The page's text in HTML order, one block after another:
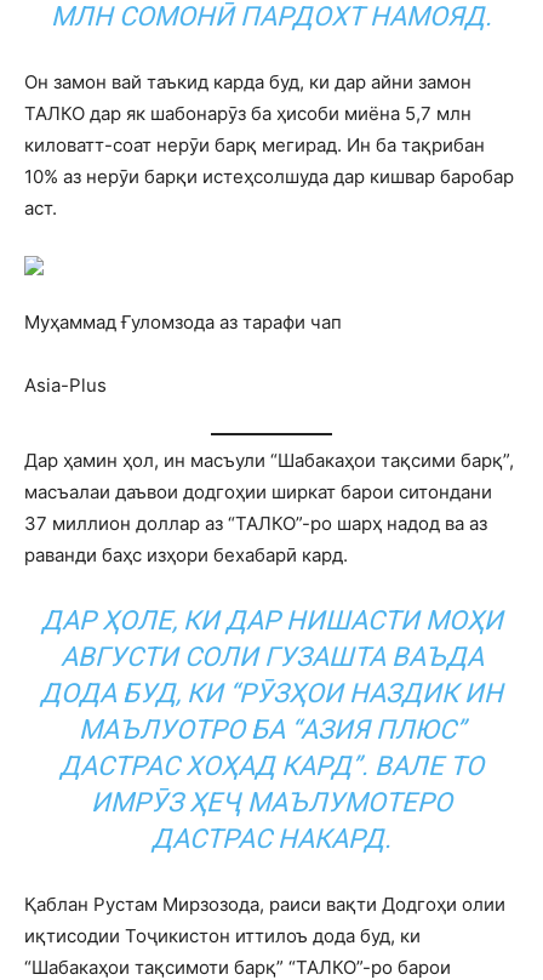
МЛН СОМОНӢ ПАРДОХТ НАМОЯД.
Он замон вай таъкид карда буд, ки дар айни замон
ТАЛКО дар як шабонарӯз ба ҳисоби миёна 5,7 млн
киловатт-соат нерӯи барқ мегирад. Ин ба тақрибан
10% аз нерӯи барқи истеҳсолшуда дар кишвар баробар
аст.
Муҳаммад Ғуломзода аз тарафи чап
Asia-Plus
Дар ҳамин ҳол, ин масъули “Шабакаҳои тақсими барқ”,
масъалаи даъвои додгоҳии ширкат барои ситондани
37 миллион доллар аз “ТАЛКО”-ро шарҳ надод ва аз
раванди баҳс изҳори бехабарӣ кард.
ДАР ҲОЛЕ, КИ ДАР НИШАСТИ МОҲИ
АВГУСТИ СОЛИ ГУЗАШТА ВАЪДА
ДОДА БУД, КИ “РӮЗҲОИ НАЗДИК ИН
МАЪЛУОТРО БА “АЗИЯ ПЛЮС”
ДАСТРАС ХОҲАД КАРД”. ВАЛЕ ТО
ИМРӮЗ ҲЕҶ МАЪЛУМОТЕРО
ДАСТРАС НАКАРД.
Қаблан Рустам Мирзозода, раиси вақти Додгоҳи олии
иқтисодии Тоҷикистон иттилоъ дода буд, ки
“Шабакаҳои тақсимоти барқ” “ТАЛКО”-ро барои